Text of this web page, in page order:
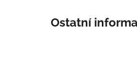
Ostatní